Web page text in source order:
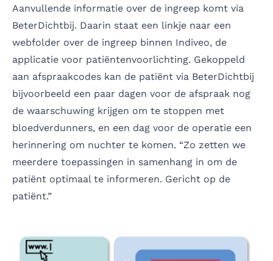
Aanvullende informatie over de ingreep komt via
BeterDichtbij. Daarin staat een linkje naar een
webfolder over de ingreep binnen Indiveo, de
applicatie voor patiëntenvoorlichting. Gekoppeld
aan afspraakcodes kan de patiënt via BeterDichtbij
bijvoorbeeld een paar dagen voor de afspraak nog
de waarschuwing krijgen om te stoppen met
bloedverdunners, en een dag voor de operatie een
herinnering om nuchter te komen. “Zo zetten we
meerdere toepassingen in samenhang in om de
patiënt optimaal te informeren. Gericht op de
patiënt.”